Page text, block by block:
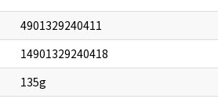
4901329240411
14901329240418
135g